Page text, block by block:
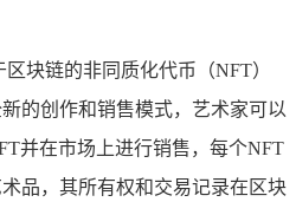
块链的非同质化代币（NFT）
的创作和销售模式，艺术家可以
并在市场上进行销售，每个NFT
品，其所有权和交易记录在区块